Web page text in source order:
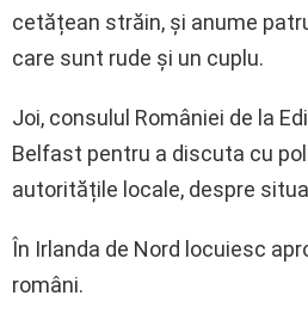
cetățean străin, și anume
care sunt rude și un cuplu.
Joi, consulul României de la
Belfast pentru a discuta cu
autoritățile locale, despre
În Irlanda de Nord locuiesc
români.